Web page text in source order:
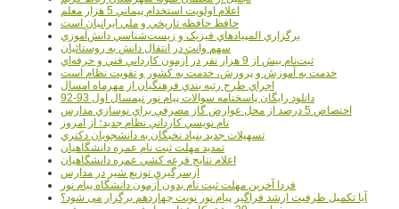
اعلام اولويت استخدام پيماني 5 هزار معلم
حافظ حافظه تاريخي و ملي ايرانيان است
برگزاري المپيادهاي فيزيک و زيست‌شناسي دانش‌آموزي
سهم وانت در انتقال دانش به روستائيان
ثبت‌نام بيش از 9 هزار نفر در آزمون کارداني فني و حرفه‌اي
خدمت به آموزش و پرورش، خدمت به کشور و تقويت نظام است
اجراي طرح رتبه بندي فرهنگيان از مهرماه امسال
دانلود رایگان پاسخنامه سوالات پیام نور نیمسال اول 93-92
اختصاص 5 درصد از محل عوارض گاز مصرفي براي نوسازي مدارس
نام نويسي کارداني نظام جديد؛ از امروز
تسهيلات جديد بنياد نخبگان به دانشجويان دکتري
تمديد مهلت ثبت نام عمره دانشگاهيان
اعلام نتايج قرعه کشي عمره دانشگاهيان
ازسرگيري توزيع شير در مدارس
فردا آخرین مهلت ثبت نام بدون آزمون دانشگاه پیام نور
آیا تکمیل ظرفیت ارشد فراگیر پیام نور نوبت چهاردهم برگزار می شود؟